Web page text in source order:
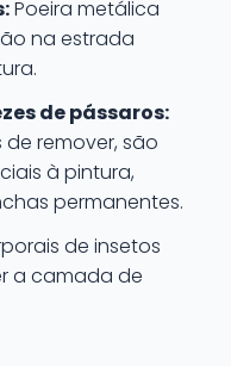
Poeira metálica
na estrada
de pássaros:
de remover, são
à pintura,
permanentes.
de insetos
a camada de